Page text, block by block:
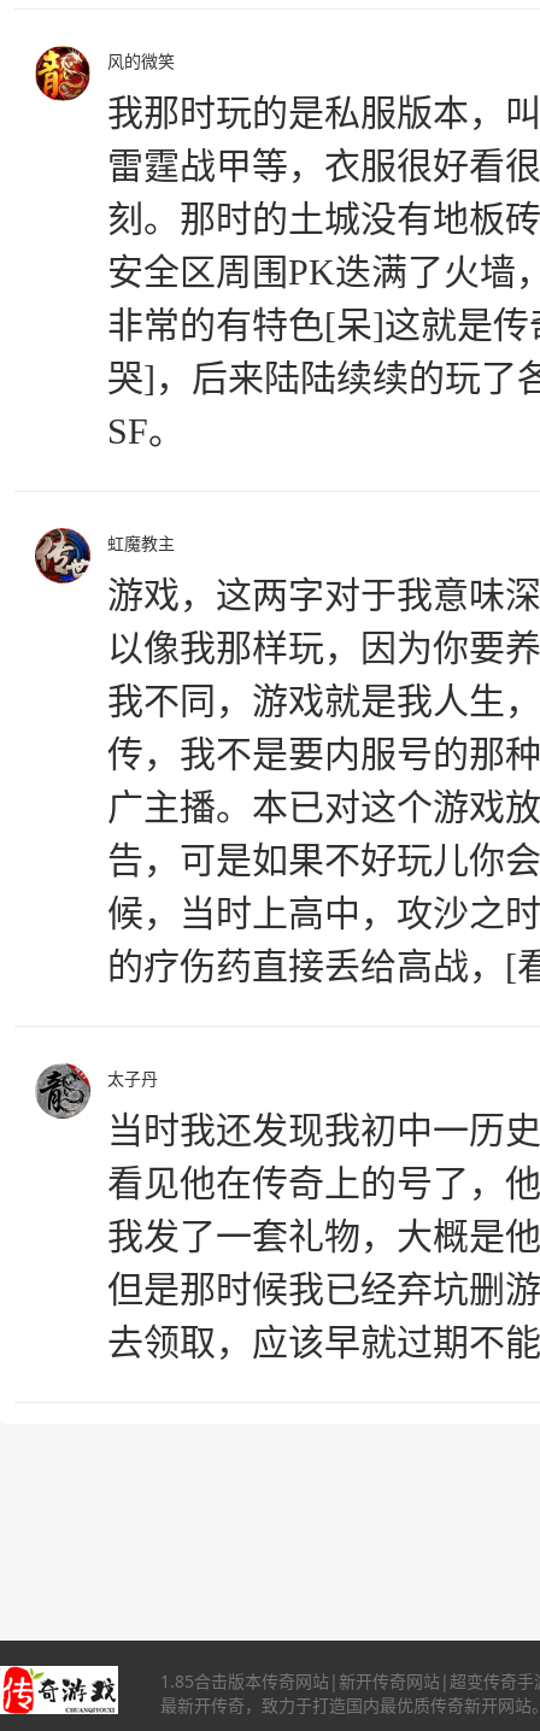
风的微笑
我那时玩的是私服版本，
雷霆战甲等，衣服很好看
刻。那时的土城没有地板
安全区周围PK迭满了火墙
非常的有特色[呆]这就是
哭]，后来陆陆续续的玩了
SF。
虹魔教主
游戏，这两字对于我意味
以像我那样玩，因为你要
我不同，游戏就是我人生
传，我不是要内服号的那
广主播。本已对这个游戏
告，可是如果不好玩儿你
候，当时上高中，攻沙之
的疗伤药直接丢给高战，[
太子丹
当时我还发现我初中一历
看见他在传奇上的号了，
我发了一套礼物，大概是
但是那时候我已经弃坑删
去领取，应该早就过期不
1.85合击版本传奇网站|新开传奇网站|超变传奇
最新开传奇，致力于打造国内最优质传奇新开网站